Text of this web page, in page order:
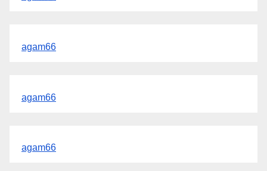
agam66
agam66
agam66